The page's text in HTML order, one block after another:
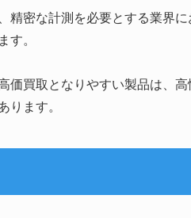
精密な計測を必要とする業界
す。
価買取となりやすい製品は、
ります。